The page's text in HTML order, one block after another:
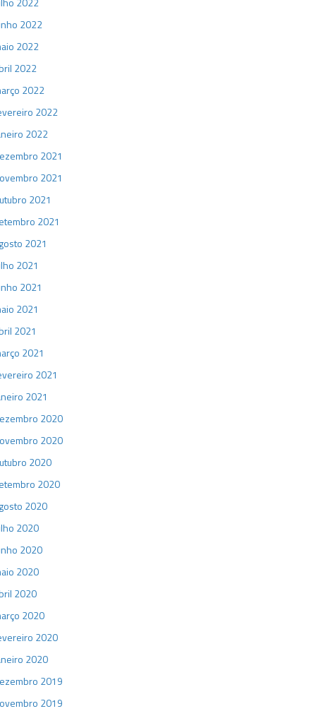
2022
2022
2022
2022
2022
2022
2021
2021
2021
2021
2021
2021
2021
2021
2021
2021
2021
2021
2020
2020
2020
2020
2020
2020
2020
2020
2020
2020
2020
2020
2019
2019